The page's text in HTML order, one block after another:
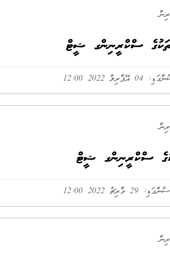
ސްކްރީނިންގ ޝީޓް
04 އޭޕްރިލް 2022 12:00
ސްކްރީނިންގ ޝީޓް
ސުންގަޑި: 29 މާރިޗު 2022 12:00